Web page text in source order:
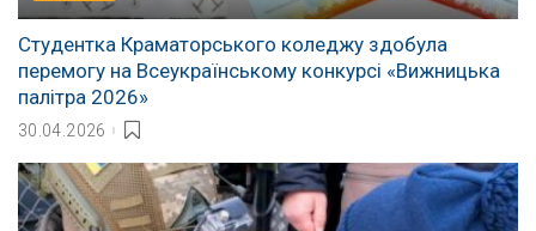
Студентка Краматорського коледжу здобула
перемогу на Всеукраїнському конкурсі «Вижницька
палітра 2026»
30.04.2026